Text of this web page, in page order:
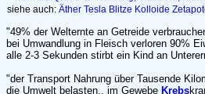
siehe auch: Äther Tesla Blitze Kolloide
"49% der Welternte an Getreide
bei Umwandlung in Fleisch verloren 90%
alle 2-3 Sekunden stirbt ein Kind an
"der Transport Nahrung über Tausende
die Umwelt belasten.. im Gewebe Krebs